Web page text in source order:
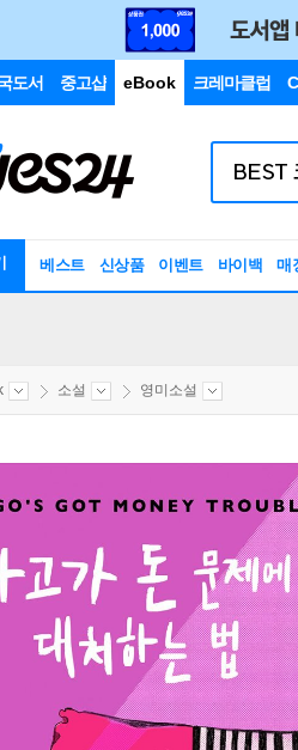
도서 중고샵 eBook 크레마클럽
베스트 신상품 이벤트 바이백 매
소설 영미소설